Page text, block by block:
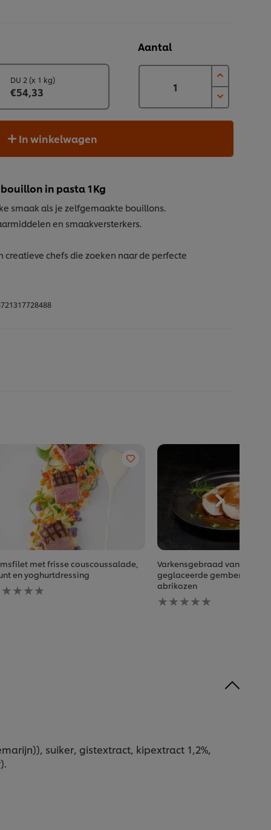
Aantal
DU 2 (x 1 kg)
€54,33
In winkelwagen
in pasta 1Kg
smaak als je zelfgemaakte bouillons.
en smaakversterkers.
creatieve chefs die zoeken naar de perfecte
met frisse couscoussalade,
en yoghurtdressing
Varkensgebraad van de
geglaceerde gember en
abrikozen
Geen
beoordelingen
suiker, gistextract, kipextract 1,2%,